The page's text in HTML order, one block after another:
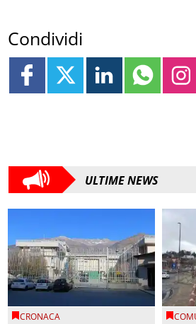
Condividi
ULTIME NEWS
CRONACA